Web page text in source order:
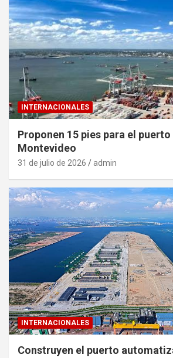
INTERNACIONALES
Proponen 15 pies para el puerto
Montevideo
31 de julio de 2026 admin
INTERNACIONALES
Construyen el puerto